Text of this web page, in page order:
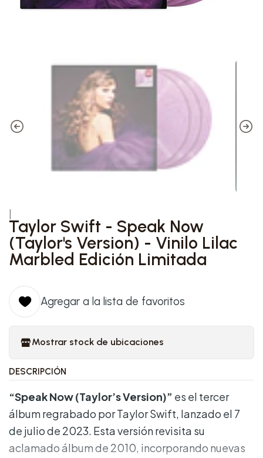
Taylor Swift - Speak Now
(Taylor's Version) - Vinilo Lilac
Marbled Edición Limitada
Agregar a la lista de favoritos
Mostrar stock de ubicaciones
DESCRIPCIÓN
“Speak Now (Taylor’s Version)” es el tercer
álbum regrabado por Taylor Swift, lanzado el 7
de julio de 2023. Esta versión revisita su
aclamado álbum de 2010, incorporando nuevas